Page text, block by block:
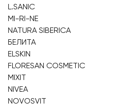
L.SANIC
MI-RI-NE
NATURA SIBERICA
БЕЛИТА
ELSKIN
FLORESAN COSMETIC
MIXIT
NIVEA
NOVOSVIT